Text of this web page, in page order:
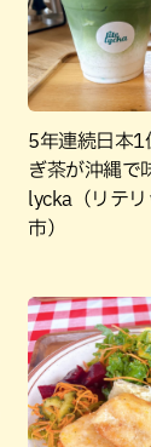
5年連続日本1
ぎ茶が沖縄で
lycka（リテ
市）